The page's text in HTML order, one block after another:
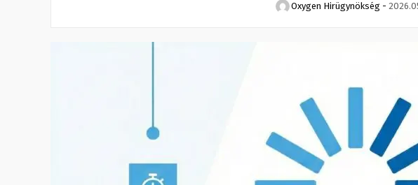
Oxygen Hirügynökség -